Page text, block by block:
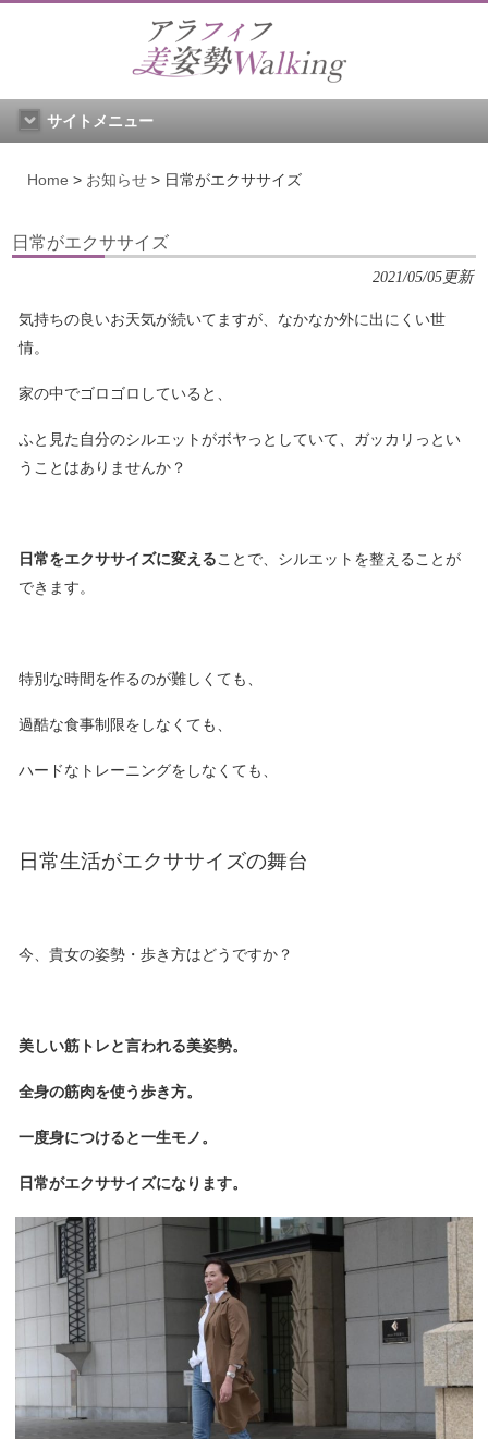
サイトメニュー
Home > お知らせ > 日常がエクササイズ
日常がエクササイズ
2021/05/05更新
気持ちの良いお天気が続いてますが、なかなか外に出にくい世
情。
家の中でゴロゴロしていると、
ふと見た自分のシルエットがボヤっとしていて、ガッカリっとい
うことはありませんか？
日常をエクササイズに変えることで、シルエットを整えることが
できます。
特別な時間を作るのが難しくても、
過酷な食事制限をしなくても、
ハードなトレーニングをしなくても、
日常生活がエクササイズの舞台
今、貴女の姿勢・歩き方はどうですか？
美しい筋トレと言われる美姿勢。
全身の筋肉を使う歩き方。
一度身につけると一生モノ。
日常がエクササイズになります。